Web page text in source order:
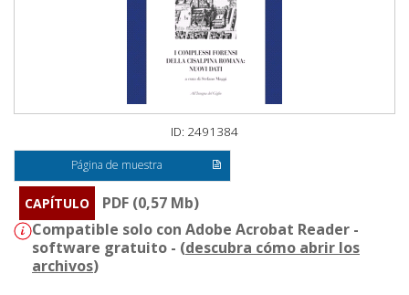
ID: 2491384
Página de muestra
CAPÍTULO
PDF (0,57 Mb)
Compatible solo con Adobe Acrobat Reader -
software gratuito - (descubra cómo abrir los
archivos)